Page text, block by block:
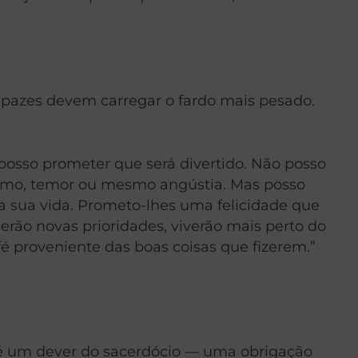
devem carregar o fardo mais pesado.
prometer que será divertido. Não posso
temor ou mesmo angústia. Mas posso
vida. Prometo-lhes uma felicidade que
novas prioridades, viverão mais perto do
proveniente das boas coisas que fizerem.”
um dever do sacerdócio — uma obrigação